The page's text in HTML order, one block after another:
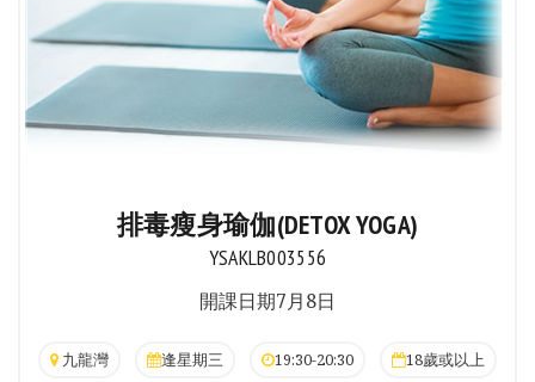
排毒瘦身瑜伽(DETOX YOGA)
YSAKLB003556
開課日期7月8日
九龍灣 逢星期三 19:30-20:30 18歲或以上